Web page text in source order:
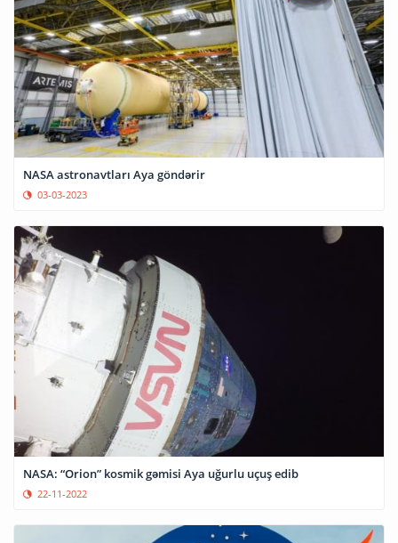
NASA astronavtları Aya göndərir
03-03-2023
NASA: “Orion” kosmik gəmisi Aya uğurlu uçuş edib
22-11-2022